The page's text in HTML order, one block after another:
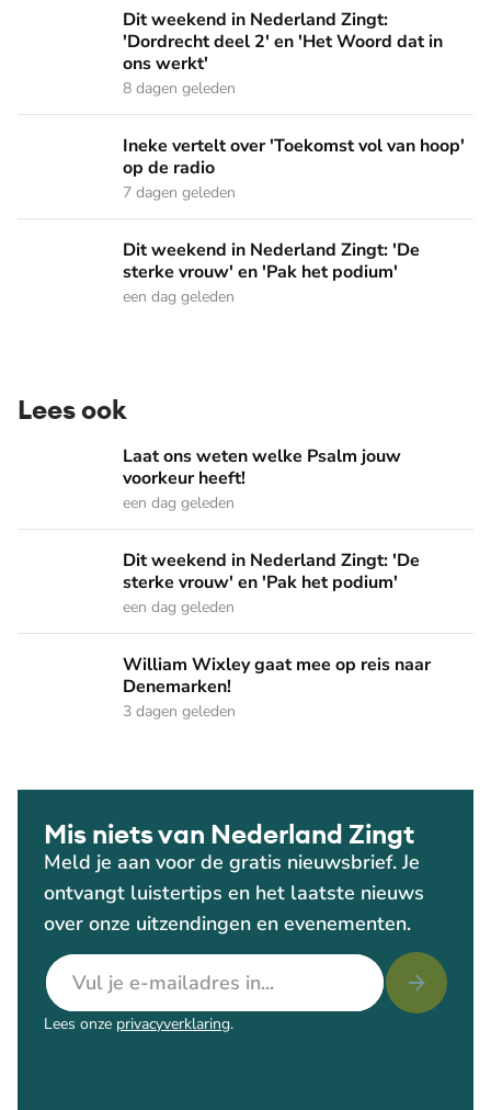
Dit weekend in Nederland Zingt: 'Dordrecht deel 2' en
Dit weekend in Nederland Zingt:
'Dordrecht deel 2' en 'Het Woord dat in
ons werkt'
8 dagen geleden
Ineke vertelt over 'Toekomst vol van hoop' op de radio
Ineke vertelt over 'Toekomst vol van hoop'
op de radio
7 dagen geleden
Dit weekend in Nederland Zingt: 'De sterke vrouw' en 'Pak
Dit weekend in Nederland Zingt: 'De
sterke vrouw' en 'Pak het podium'
een dag geleden
Lees ook
Laat ons weten welke Psalm jouw voorkeur heeft!
Laat ons weten welke Psalm jouw
voorkeur heeft!
een dag geleden
Dit weekend in Nederland Zingt: 'De sterke vrouw' en 'Pak
Dit weekend in Nederland Zingt: 'De
sterke vrouw' en 'Pak het podium'
een dag geleden
William Wixley gaat mee op reis naar Denemarken!
William Wixley gaat mee op reis naar
Denemarken!
3 dagen geleden
Mis niets van Nederland Zingt
Meld je aan voor de gratis nieuwsbrief. Je
ontvangt luistertips en het laatste nieuws
over onze uitzendingen en evenementen.
E-mailadres
Lees onze privacyverklaring.